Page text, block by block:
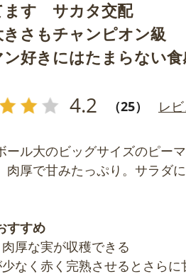
ます サカタ交配
きさもチャンピオン級
ン好きにはたまらない食
4.2 （25） レ
ール大のビッグサイズのピー
肉厚で甘みたっぷり。サラダ
すすめ
厚な実が収穫できる
なく赤く完熟させるとさらに